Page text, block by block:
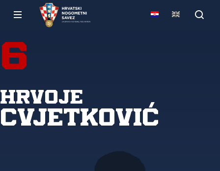
6
Hrvoje
Cvjetković